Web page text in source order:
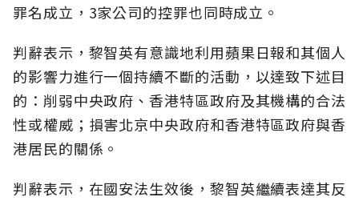
罪名成立，3家公司的控罪也同時成立。
判辭表示，黎智英有意識地利用蘋果日報和其個人
的影響力進行一個持續不斷的活動，以達致下述目
的：削弱中央政府、香港特區政府及其機構的合法
性或權威；損害北京中央政府和香港特區政府與香
港居民的關係。
判辭表示，在國安法生效後，黎智英繼續表達其反